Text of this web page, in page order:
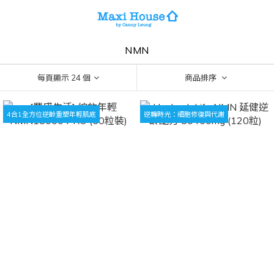
NMN
每頁顯示 24 個 商品排序
4合1全方位逆齡重塑年輕肌底 逆轉時光：細胞修復與代謝